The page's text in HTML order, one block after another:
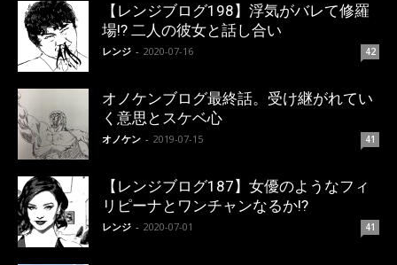
【レンジブログ198】浮気がバレて修羅
場!? 二人の彼女と話し合い
レンジ - 2020-07-16 42
オノケンブログ最終話。受け継がれてい
く意思とスケベ心
オノケン - 2019-07-15 41
【レンジブログ187】女優のようなフィ
リピーナとワンチャンなるか!?
レンジ - 2020-07-01 41